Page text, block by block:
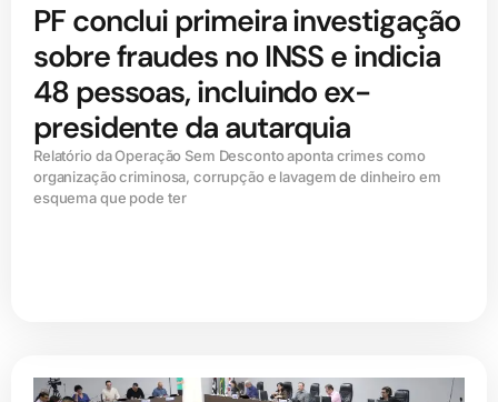
PF conclui primeira investigação
sobre fraudes no INSS e indicia
48 pessoas, incluindo ex-
presidente da autarquia
Relatório da Operação Sem Desconto aponta crimes como
organização criminosa, corrupção e lavagem de dinheiro em
esquema que pode ter